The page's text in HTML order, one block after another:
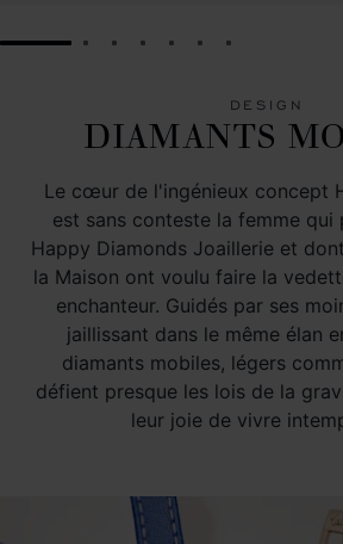
GO TO SLIDE 1GO TO SLIDE 2
GO TO SLIDE 3
GO TO SLIDE 4
GO TO SLIDE 5
GO TO SLIDE 6
GO TO
DESIGN
DIAMANTS
Le cœur de l'ingénieux concept
est sans conteste la femme
Happy Diamonds Joaillerie et
la Maison ont voulu faire la
enchanteur. Guidés par ses
jaillissant dans le même élan
diamants mobiles, légers
défient presque les lois de la
leur joie de vivre